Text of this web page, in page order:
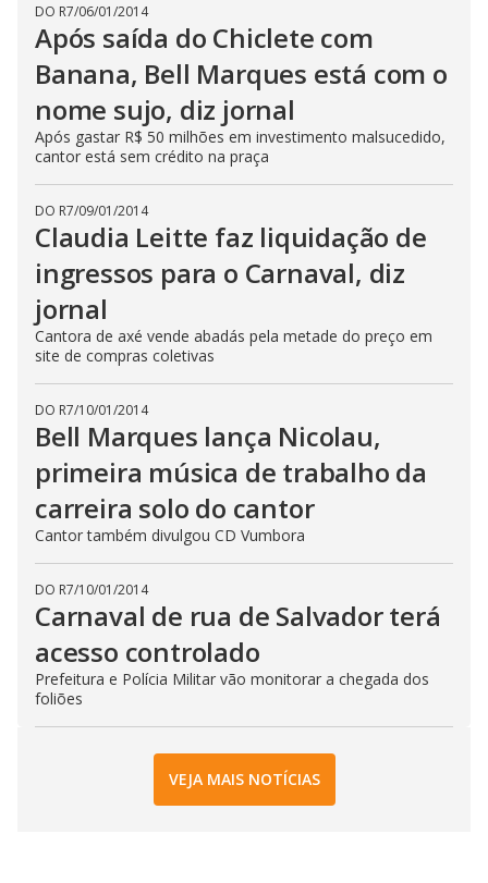
DO R7/06/01/2014
Após saída do Chiclete com
Banana, Bell Marques está com o
nome sujo, diz jornal
Após gastar R$ 50 milhões em investimento malsucedido,
cantor está sem crédito na praça
DO R7/09/01/2014
Claudia Leitte faz liquidação de
ingressos para o Carnaval, diz
jornal
Cantora de axé vende abadás pela metade do preço em
site de compras coletivas
DO R7/10/01/2014
Bell Marques lança Nicolau,
primeira música de trabalho da
carreira solo do cantor
Cantor também divulgou CD Vumbora
DO R7/10/01/2014
Carnaval de rua de Salvador terá
acesso controlado
Prefeitura e Polícia Militar vão monitorar a chegada dos
foliões
VEJA MAIS NOTÍCIAS